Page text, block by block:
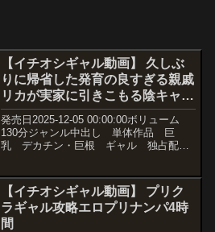
【イチオシギャル動画】 久しぶ
りに帰省した発育の良すぎる親戚
リカが実家に引きこもる陰キャな
兄貴の超不潔なデカチンの虜にな
ってしまいました…。 椿りか
発売日2025-12-05 00:00:00ボリューム
130分ジャンル中出し 単体作品 巨
乳 デカチン・巨根 ギャル 独占配
ngod00307価格￥2180~動画観...
【イチオシギャル動画】 プリク
ラギャル攻略エロプリナンパ4時
間